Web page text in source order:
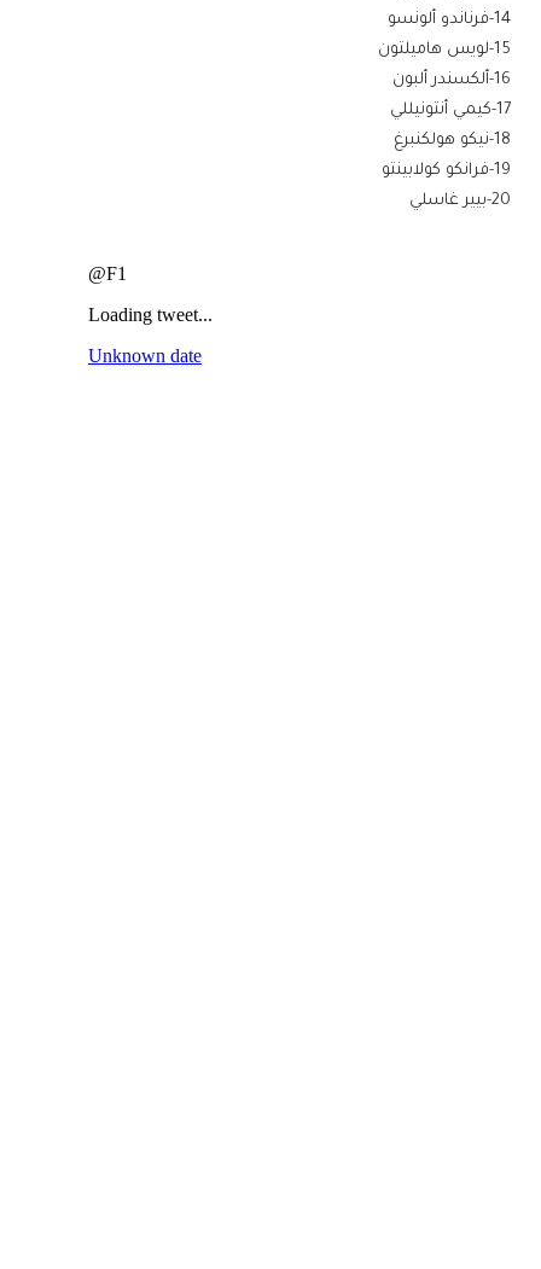
14-فرناندو ألونسو
15-لويس هاميلتون
16-ألكسندر ألبون
17-كيمي أنتونيللي
18-نيكو هولكنبرغ
19-فرانكو كولابينتو
20-بيير غاسلي